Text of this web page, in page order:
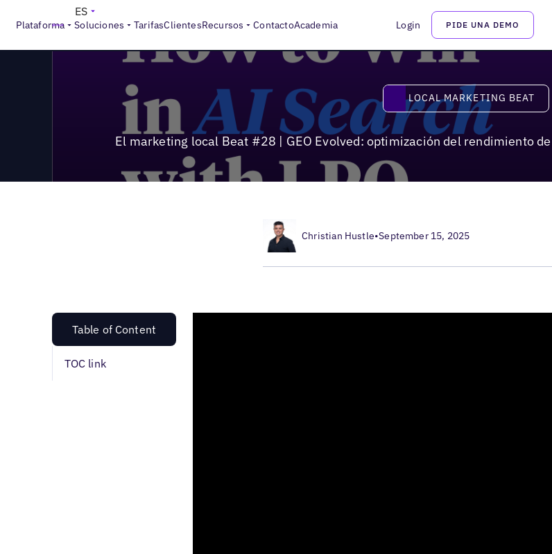
Plataforma Soluciones TarifasClientesRecursos ContactoAcademia Login PIDE UNA DEMO
ES
Local Marketing Beat El marketing local Beat #28 | GEO Evolved: optimización del rendimiento de la ubicación
Local
LOCAL MARKETING BEAT
El marketing local Beat #28 | GEO Evolved: optimización del rendimiento
Christian Hustle•September 15, 2025
Table of Content
TOC link